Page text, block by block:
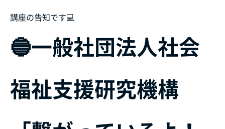
講座の告知です💻
🔵一般社団法人社会
福祉支援研究機構